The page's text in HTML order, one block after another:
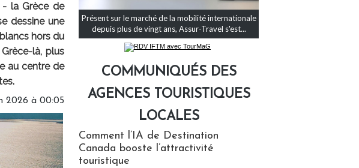
- la Grèce de
dessine une
hors du
là, plus
au centre de
2026 à 00:05
Présent sur le marché de la mobilité internationale
depuis plus de vingt ans, Assur-Travel s'est...
COMMUNIQUÉS DES
AGENCES TOURISTIQUES
LOCALES
Comment l’IA de Destination
Canada booste l’attractivité
touristique